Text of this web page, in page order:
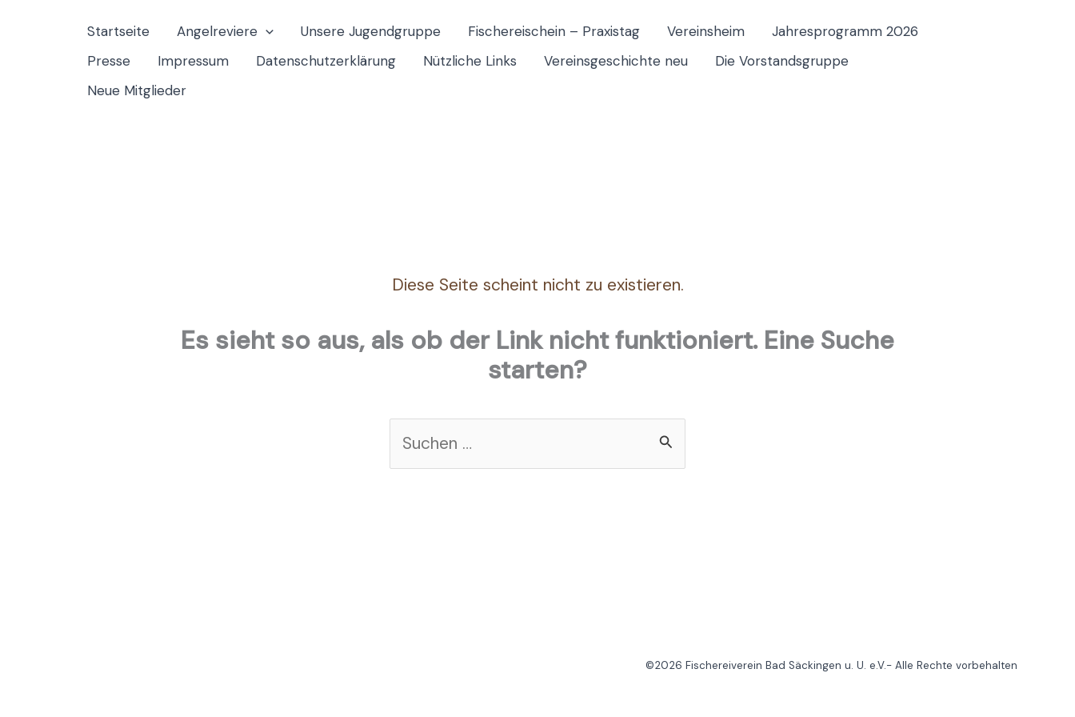
Startseite Angelreviere Unsere Jugendgruppe Fischereischein – Praxistag Vereinsheim
Jahresprogramm 2026
Presse
Impressum Datenschutzerklärung Nützliche Links Vereinsgeschichte neu
Die Vorstandsgruppe
Neue Mitglieder
Diese Seite scheint nicht zu existieren.
Es sieht so aus, als ob der Link nicht funktioniert. Eine Suche
starten?
Suchen
nach:
©2026 Fischereiverein Bad Säckingen u. U. e.V.- Alle Rechte vorbehalten